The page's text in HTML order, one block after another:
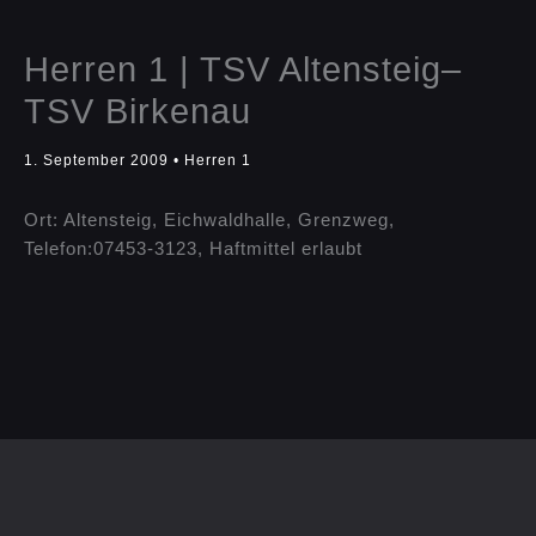
Herren 1 | TSV Altensteig–
TSV Birkenau
1. September 2009 • Herren 1
Ort: Altensteig, Eichwaldhalle, Grenzweg,
Telefon:07453-3123, Haftmittel erlaubt